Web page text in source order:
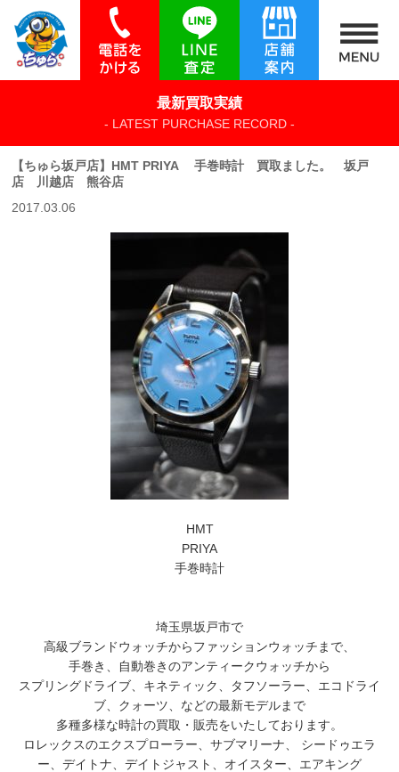
最新買取実績
- LATEST PURCHASE RECORD -
【ちゅら坂戸店】HMT PRIYA 手巻時計 買取ました。 坂戸
店 川越店 熊谷店
2017.03.06
HMT
PRIYA
手巻時計
埼玉県坂戸市で
高級ブランドウォッチからファッションウォッチまで、
手巻き、自動巻きのアンティークウォッチから
スプリングドライブ、キネティック、タフソーラー、エコドライ
ブ、クォーツ、などの最新モデルまで
多種多様な時計の買取・販売をいたしております。
ロレックスのエクスプローラー、サブマリーナ、 シードゥエラ
ー、デイトナ、デイトジャスト、オイスター、エアキング